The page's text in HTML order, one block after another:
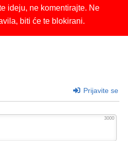
ideju, ne komentirajte. Ne
biti će te blokirani.
Prijavite se
3000